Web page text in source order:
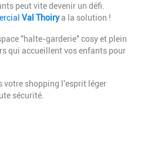
peut vite devenir un défi.
Val Thoirya la solution !
"halte-garderie" cosy et plein
qui accueillent vos enfants pour
votre shopping l'esprit léger
sécurité.